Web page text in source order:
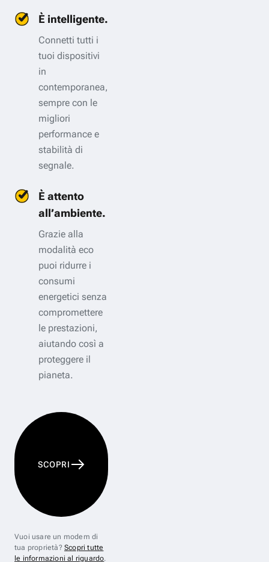
È intelligente.
Connetti tutti i
tuoi dispositivi
in
contemporanea,
sempre con le
migliori
performance e
stabilità di
segnale.
È attento
all’ambiente.
Grazie alla
modalità eco
puoi ridurre i
consumi
energetici senza
compromettere
le prestazioni,
aiutando così a
proteggere il
pianeta.
SCOPRI
Vuoi usare un modem di
tua proprietà? Scopri tutte
le informazioni al riguardo.